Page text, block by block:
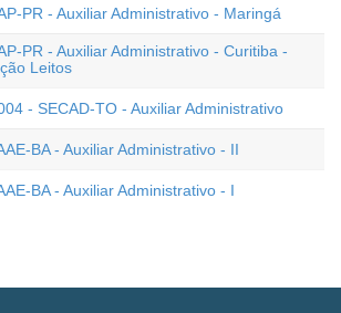
PR - Auxiliar Administrativo - Maringá
PR - Auxiliar Administrativo - Curitiba -
Leitos
- SECAD-TO - Auxiliar Administrativo
BA - Auxiliar Administrativo - II
BA - Auxiliar Administrativo - I